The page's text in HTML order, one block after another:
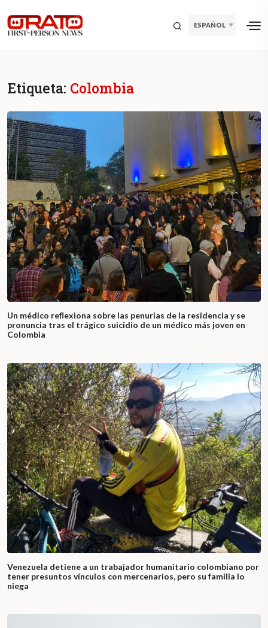
ESPAÑOL
Etiqueta: Colombia
Un médico reflexiona sobre las penurias de la residencia y se
pronuncia tras el trágico suicidio de un médico más joven en
Colombia
Venezuela detiene a un trabajador humanitario colombiano por
tener presuntos vínculos con mercenarios, pero su familia lo
niega